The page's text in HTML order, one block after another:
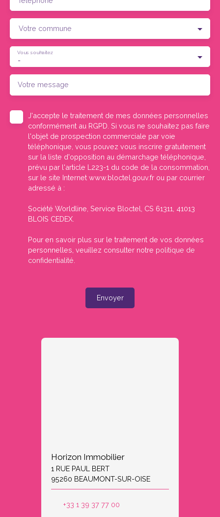
Votre commune
-
Vous souhaitez
Votre message
J'accepte le traitement de mes données personnelles
conformément au RGPD. Si vous ne souhaitez pas faire
l'objet de prospection commerciale par voie
téléphonique, vous pouvez vous inscrire gratuitement
sur la liste d'opposition au démarchage téléphonique,
prévu par l'article L223-1 du code de la consommation,
sur le site Internet www.bloctel.gouv.fr ou par courrier
adressé à :
Société Worldline, Service Bloctel, CS 61311, 41013
BLOIS CEDEX.
Pour en savoir plus sur le traitement de vos données
personnelles, veuillez consulter notre politique de
confidentialité
Envoyer
Horizon Immobilier
1 RUE PAUL BERT
95260 BEAUMONT-SUR-OISE
+33 1 39 37 77 00